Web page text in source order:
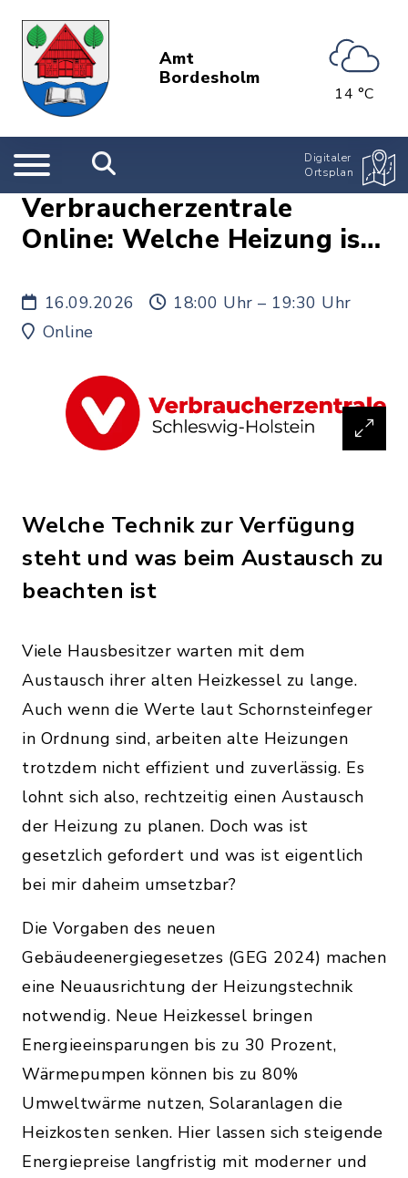
Amt
Bordesholm
14 °C
Digitaler
Ortsplan
Verbraucherzentrale
Online: Welche Heizung ist
16.09.2026
18:00 Uhr – 19:30 Uhr
Online
Welche Technik zur Verfügung
steht und was beim Austausch zu
beachten ist
Viele Hausbesitzer warten mit dem
Austausch ihrer alten Heizkessel zu lange.
Auch wenn die Werte laut Schornsteinfeger
in Ordnung sind, arbeiten alte Heizungen
trotzdem nicht effizient und zuverlässig. Es
lohnt sich also, rechtzeitig einen Austausch
der Heizung zu planen. Doch was ist
gesetzlich gefordert und was ist eigentlich
bei mir daheim umsetzbar?
Die Vorgaben des neuen
Gebäudeenergiegesetzes (GEG 2024) machen
eine Neuausrichtung der Heizungstechnik
notwendig. Neue Heizkessel bringen
Energieeinsparungen bis zu 30 Prozent,
Wärmepumpen können bis zu 80%
Umweltwärme nutzen, Solaranlagen die
Heizkosten senken. Hier lassen sich steigende
Energiepreise langfristig mit moderner und